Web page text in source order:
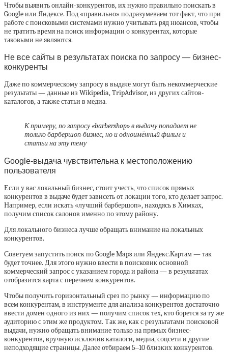
Чтобы выявить онлайн-конкурентов, их нужно правильно поискать в
Google или Яндексе. Под «правильно» подразумеваем тот факт, что при
работе с поисковыми системами нужно учитывать ряд нюансов, чтобы
не тратить время на поиск информации о конкурентах, которые
таковыми не являются.
Не все сайты в результатах поиска по запросу — бизнес-
конкуренты
Даже по коммерческому запросу в выдаче могут быть некоммерческие
результаты — данные из Wikipedia, TripAdvisor, из других сайтов-
каталогов, а также статьи в медиа.
К примеру, по запросу «‎barbershop» в выдачу попадает не
только барбершоп-бизнес, но и одноимённый фильм и
статьи на эту тему
Google-выдача чувствительна к местоположению
пользователя
Если у вас локальный бизнес, стоит учесть, что список прямых
конкурентов в выдаче будет зависеть от локации того, кто делает запрос.
Например, если искать «‎лучший барбершоп», находясь в Химках,
получим список салонов именно по этому району.
Для локального бизнеса лучше обращать внимание на локальных
конкурентов.
Советуем запустить поиск по Google Maps или Яндекс.Картам — так
будет точнее. Для этого нужно ввести в поисковик основной
коммерческий запрос с указанием города и района — в результатах
отобразится карта с перечнем конкурентов.
Чтобы получить горизонтальный срез по рынку — информацию по
всем конкурентам, в инструменте для анализа конкурентов достаточно
ввести домен одного из них — получим список тех, кто борется за ту же
аудиторию с этим же продуктом. Так же, как с результатами поисковой
выдачи, нужно обращать внимание только на прямых бизнес-
конкурентов, вручную исключив каталоги, медиа, соцсети и другие
неподходящие страницы. Далее отбираем 5‒10 близких конкурентов.